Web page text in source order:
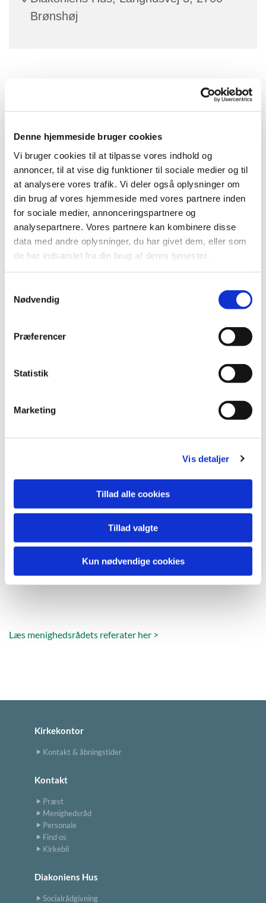
Denne hjemmeside bruger cookies
Vi bruger cookies til at tilpasse vores indhold og
annoncer, til at vise dig funktioner til sociale medier og til
at analysere vores trafik. Vi deler også oplysninger om
din brug af vores hjemmeside med vores partnere inden
for sociale medier, annonceringspartnere og
analysepartnere. Vores partnere kan kombinere disse
data med andre oplysninger, du har givet dem, eller som
de har indsamlet fra din brug af deres tjenester.
Nødvendig
Præferencer
Statistik
Marketing
Vis detaljer
Tillad alle cookies
Tillad valgte
Kun nødvendige cookies
Brønshøj
Læs menighedsrådets referater her >
Kirkekontor
Kontakt & åbningstider
Kontakt
Præst
Menighedsråd
Personale
Find os
Kirkebil
Diakoniens Hus
Socialrådgivning